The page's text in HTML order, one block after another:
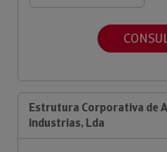
Estrutura Corporativa de
industrias, Lda